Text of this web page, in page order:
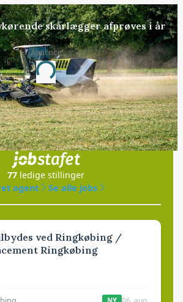
skårlægger afprøves i år
Annonce
Loading...
Jobs
i samarbejde med
77 ledige stillinger
agent
Se alle jobs
ved Ringkøbing /
Ringkøbing